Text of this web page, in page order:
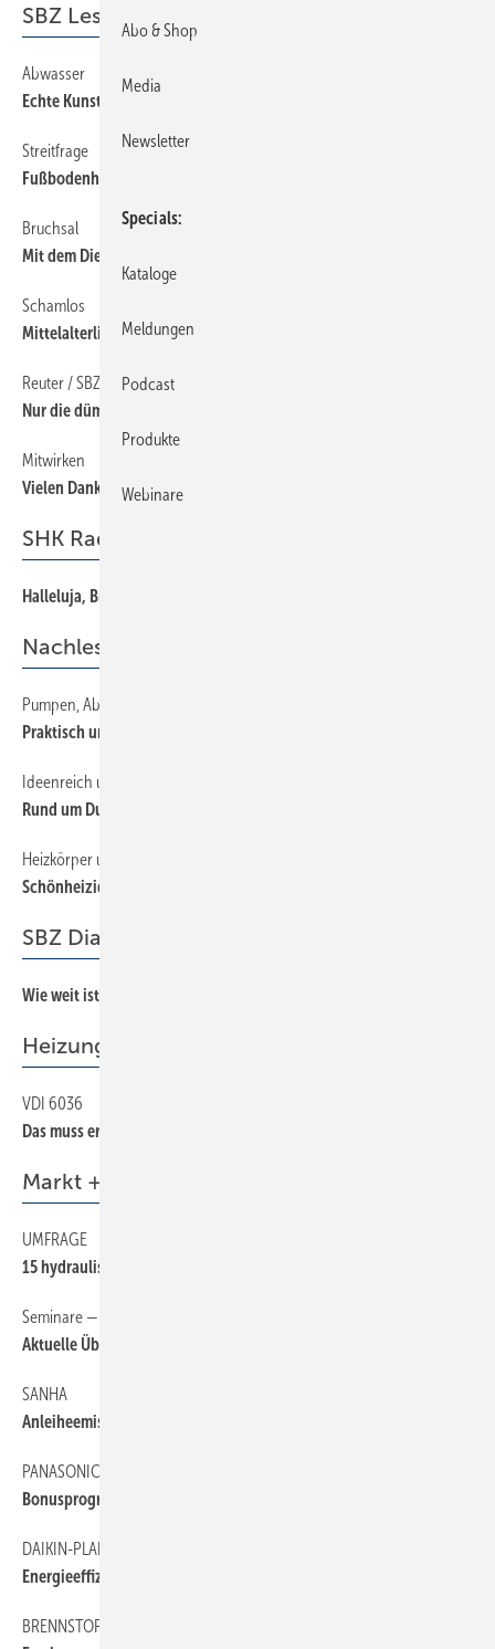
SBZ Leserforum
Abwasser
Echte Kunst!
Streitfrage
Fußbodenheizung auch unter Küchenzeilen?
Bruchsal
Mit dem Dienstrad Außenstände eintreiben?
Schamlos
Mittelalterliches Gemeinschafts­erlebnis
Reuter / SBZ 9/2013
Nur die dümmsten Kälber...
Mitwirken
Vielen Dank für ­Ihre Leserbriefe
SHK Radar
Halleluja, Brüder im Biere!
Nachlese ISH
Pumpen, Abläufe, Rohre und Tanks
Praktisch und funktionell
Ideenreich und innovativ
Rund um Dusche und Wanne
Heizkörper und Flächenheizungen
Schönheizideale
SBZ Dialog
Wie weit ist es bis Zypern?
Heizung
VDI 6036
Das muss er ­abkönnen
Markt + Trends
UMFRAGE
15 hydraulische ­Abgleiche pro Jahr
Seminare — Schulungen — Termine
Aktuelle Übersicht auf sbz-online.de
SANHA
Anleiheemission geplant
PANASONIC
Bonusprogramm
DAIKIN-PLANERTAG
Energieeffizienz hat Priorität
BRENNSTOFFSPIEGEL
Abo & Shop
Media
Newsletter
Specials
Kataloge
Meldungen
Podcast
Produkte
Webinare